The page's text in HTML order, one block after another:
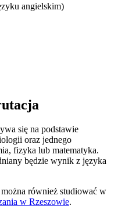
angielskim)
się na podstawie
oraz jednego
fizyka lub matematyka.
będzie wynik z języka
również studiować w
w Rzeszowie.